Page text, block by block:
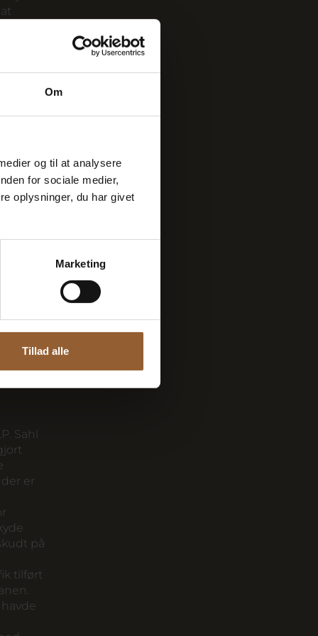
Om
og til at analysere
for sociale medier,
oplysninger, du har givet
Marketing
Tillad alle
til et
fra
De
af
en
Sahl
er
på
tilført